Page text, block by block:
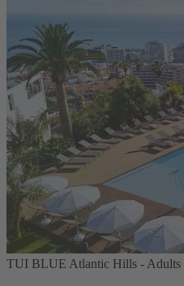
TUI BLUE Atlantic Hills - Adults